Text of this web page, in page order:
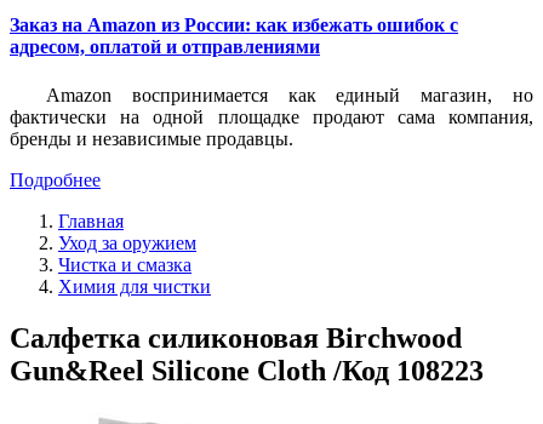
Заказ на Amazon из России: как избежать ошибок с
адресом, оплатой и отправлениями
Amazon воспринимается как единый магазин, но
фактически на одной площадке продают сама компания,
бренды и независимые продавцы.
Подробнее
Главная
Уход за оружием
Чистка и смазка
Химия для чистки
Салфетка силиконовая Birchwood
Gun&Reel Silicone Cloth /Код 108223